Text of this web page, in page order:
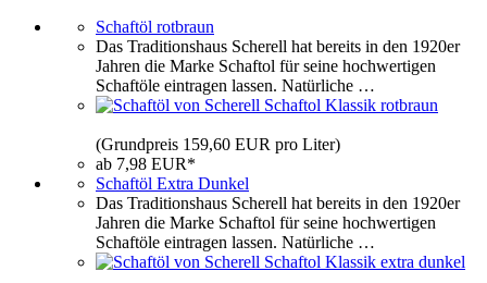
Schaftöl rotbraun
Das Traditionshaus Scherell hat bereits in den 1920er
Jahren die Marke Schaftol für seine hochwertigen
Schaftöle eintragen lassen. Natürliche …
(Grundpreis 159,60 EUR pro Liter)
ab 7,98 EUR*
Schaftöl Extra Dunkel
Das Traditionshaus Scherell hat bereits in den 1920er
Jahren die Marke Schaftol für seine hochwertigen
Schaftöle eintragen lassen. Natürliche …